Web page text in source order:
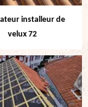
installeur de
velux 72